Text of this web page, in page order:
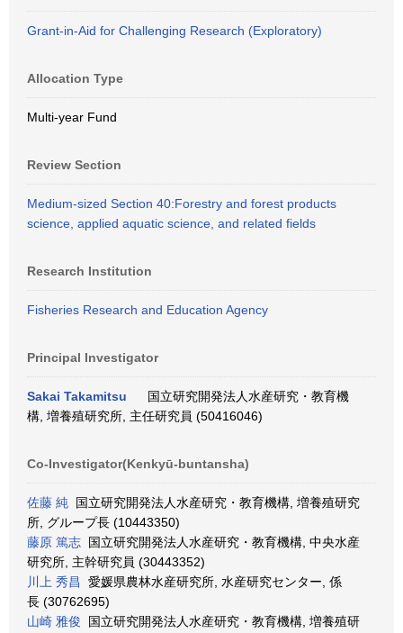
Grant-in-Aid for Challenging Research (Exploratory)
Allocation Type
Multi-year Fund
Review Section
Medium-sized Section 40:Forestry and forest products
science, applied aquatic science, and related fields
Research Institution
Fisheries Research and Education Agency
Principal Investigator
Sakai Takamitsu
国立研究開発法人水産研究・教育機
構, 増養殖研究所, 主任研究員 (50416046)
Co-Investigator(Kenkyū-buntansha)
佐藤 純 国立研究開発法人水産研究・教育機構, 増養殖研究
所, グループ長 (10443350)
藤原 篤志 国立研究開発法人水産研究・教育機構, 中央水産
研究所, 主幹研究員 (30443352)
川上 秀昌
愛媛県農林水産研究所, 水産研究センター, 係
長 (30762695)
山崎 雅俊 国立研究開発法人水産研究・教育機構, 増養殖研